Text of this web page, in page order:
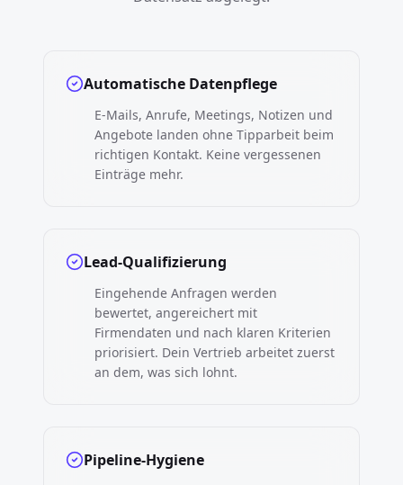
Automatische Datenpflege
E-Mails, Anrufe, Meetings, Notizen und
Angebote landen ohne Tipparbeit beim
richtigen Kontakt. Keine vergessenen
Einträge mehr.
Lead-Qualifizierung
Eingehende Anfragen werden
bewertet, angereichert mit
Firmendaten und nach klaren Kriterien
priorisiert. Dein Vertrieb arbeitet zuerst
an dem, was sich lohnt.
Pipeline-Hygiene